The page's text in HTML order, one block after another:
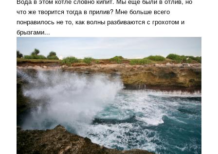
что же творится тогда в прилив? Мне больше всего
понравилось не то, как волны разбиваются с грохотом и
брызгами...